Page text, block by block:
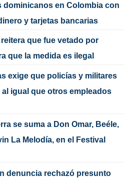
dominicanos en Colombia con
y tarjetas bancarias
que fue vetado por
que la medida es ilegal
exige que policías y militares
igual que otros empleados
se suma a Don Omar, Beéle,
La Melodía, en el Festival
denuncia rechazó presunto